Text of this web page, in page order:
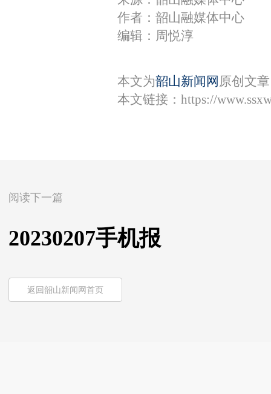
作者：韶山融媒体中心
编辑：周悦淳
本文为韶山新闻网 原创文
本文链接： https://
阅读下一篇
20230207手机报
返回韶山新闻网首页